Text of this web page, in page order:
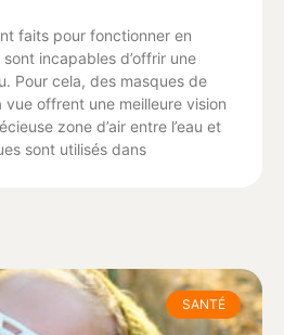
faits pour fonctionner en
incapables d’offrir une
Pour cela, des masques de
offrent une meilleure vision
zone d’air entre l’eau et
sont utilisés dans
SANTÉ